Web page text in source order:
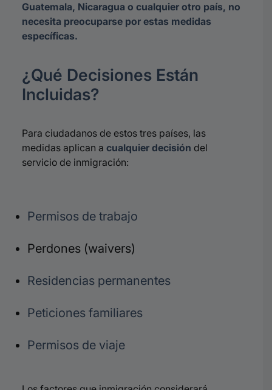
Guatemala, Nicaragua o cualquier otro país, no
necesita preocuparse por estas medidas
específicas.
¿Qué Decisiones Están
Incluidas?
Para ciudadanos de estos tres países, las
medidas aplican a cualquier decisión del
servicio de inmigración:
Permisos de trabajo
Perdones (waivers)
Residencias permanentes
Peticiones familiares
Permisos de viaje